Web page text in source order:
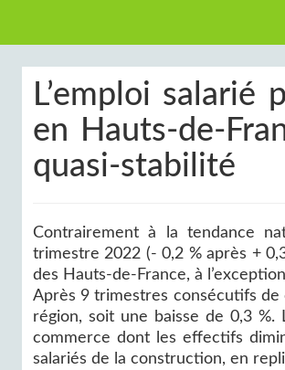
L’emploi
en Hauts-de-
quasi-stabilité
Contrairement à la tendance
trimestre 2022 (- 0,2 % après +
des Hauts-de-France, à
Après 9 trimestres consécutifs
région, soit une baisse de 0,3
commerce dont les effectifs
salariés de la construction, en